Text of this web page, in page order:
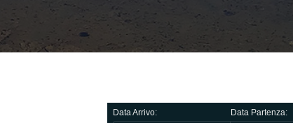
Data Arrivo: Data Partenza: